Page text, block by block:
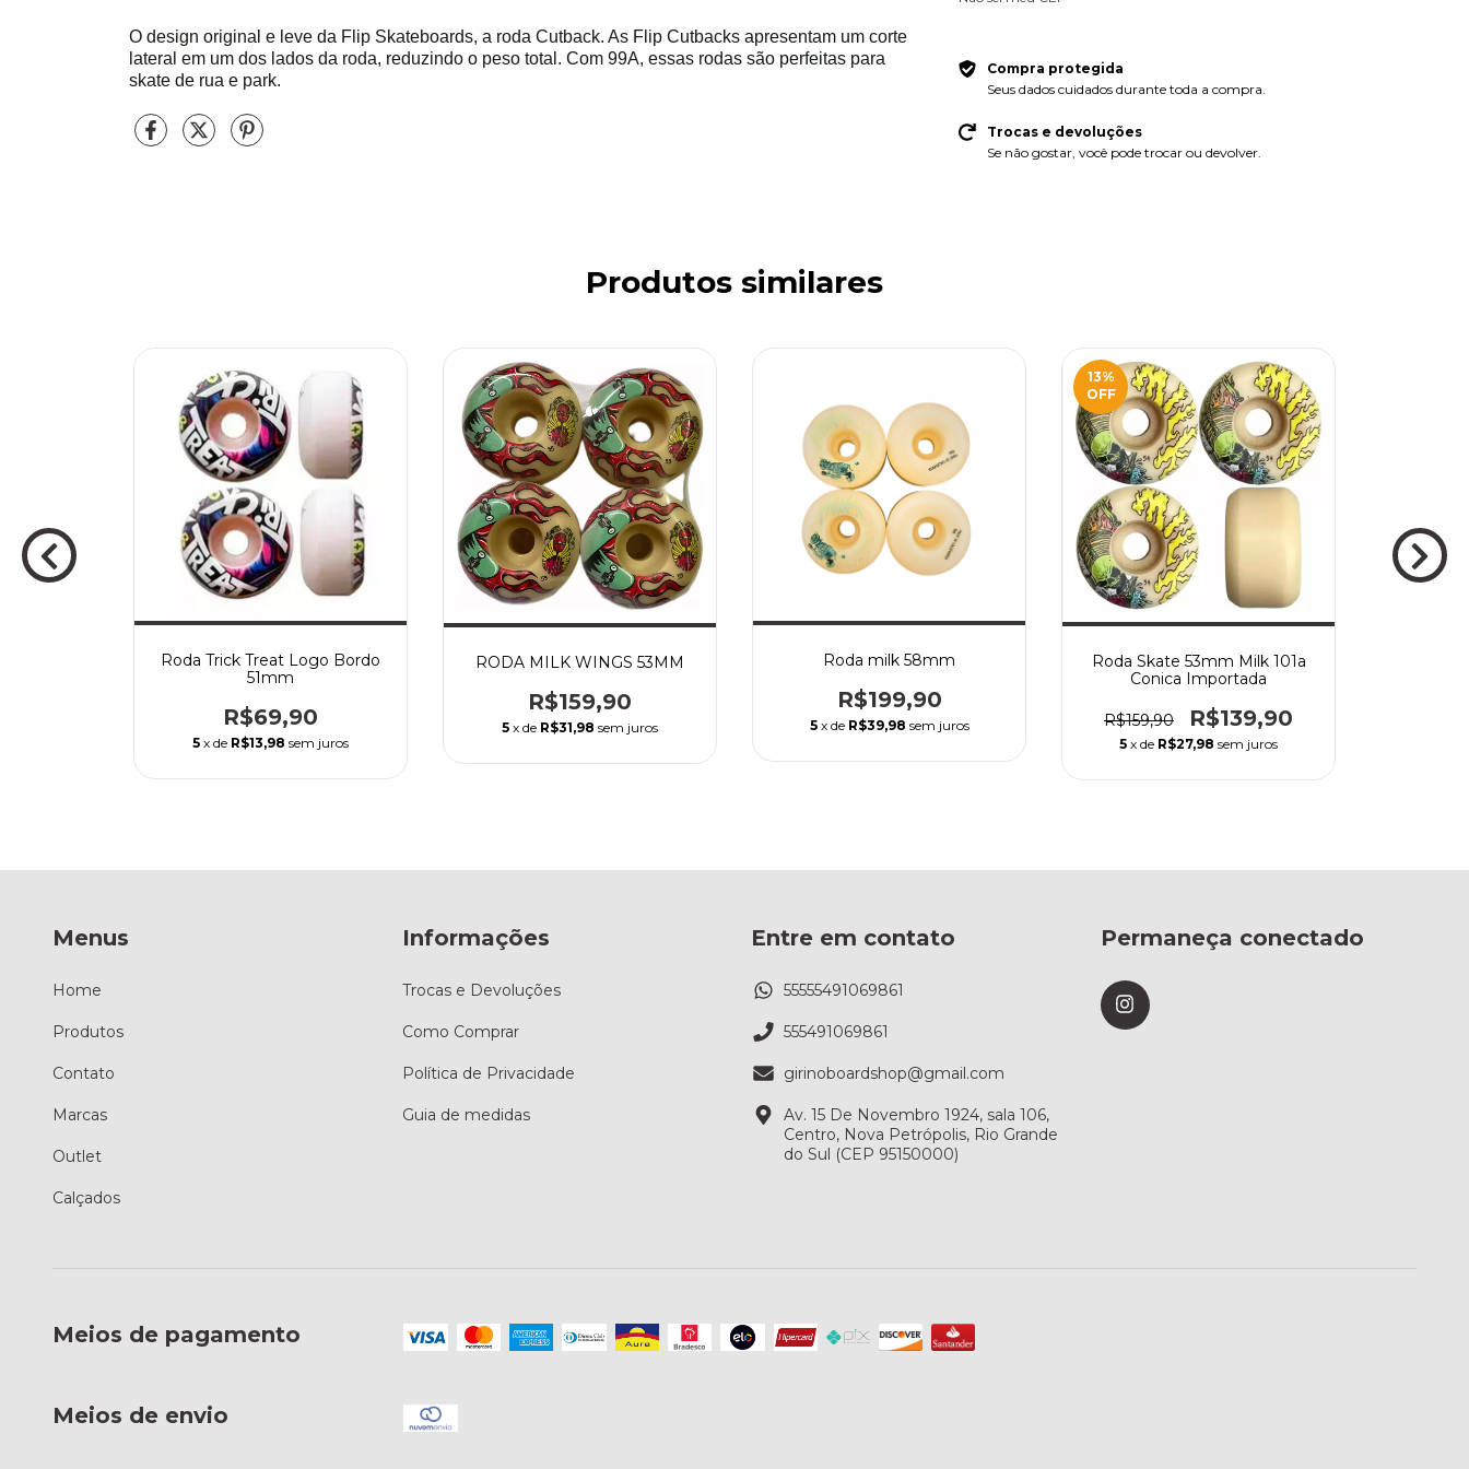
O design original e leve da Flip Skateboards, a roda Cutback. As Flip Cutbacks apresentam um corte
lateral em um dos lados da roda, reduzindo o peso total. Com 99A, essas rodas são perfeitas para
skate de rua e park.
Compra protegida
Seus dados cuidados durante toda a compra.
Trocas e devoluções
Se não gostar, você pode trocar ou devolver.
Produtos similares
Roda Trick Treat Logo Bordo
51mm
R$69,90
5 x de R$13,98 sem juros
RODA MILK WINGS 53MM
R$159,90
5 x de R$31,98 sem juros
Roda milk 58mm
R$199,90
5 x de R$39,98 sem juros
13%
OFF
Roda Skate 53mm Milk 101a
Conica Importada
R$159,90 R$139,90
5 x de R$27,98 sem juros
Menus
Home
Produtos
Contato
Marcas
Outlet
Calçados
Informações
Trocas e Devoluções
Como Comprar
Política de Privacidade
Guia de medidas
Entre em contato
55555491069861
555491069861
girinoboardshop@gmail.com
Av. 15 De Novembro 1924, sala 106,
Centro, Nova Petrópolis, Rio Grande
do Sul (CEP 95150000)
Permaneça conectado
Meios de pagamento
Meios de envio